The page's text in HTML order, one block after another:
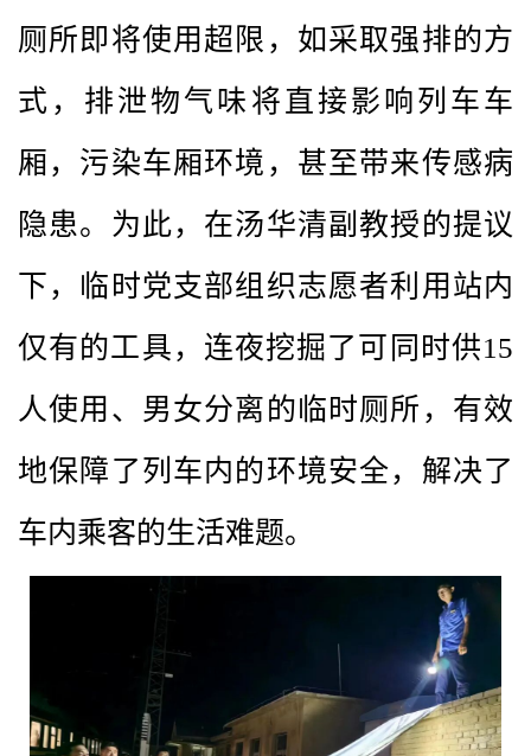
厕所即将使用超限，如采取强排的方
式，排泄物气味将直接影响列车车
厢，污染车厢环境，甚至带来传感病
隐患。为此，在汤华清副教授的提议
下，临时党支部组织志愿者利用站内
仅有的工具，连夜挖掘了可同时供15
人使用、男女分离的临时厕所，有效
地保障了列车内的环境安全，解决了
车内乘客的生活难题。